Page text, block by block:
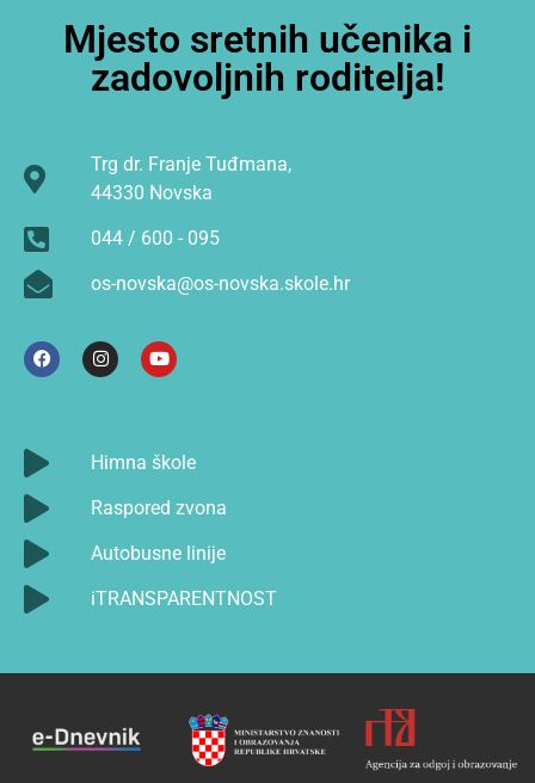
Mjesto sretnih učenika i
zadovoljnih roditelja!
Trg dr. Franje Tuđmana,
44330 Novska
044 / 600 - 095
os-novska@os-novska.skole.hr
Himna škole
Raspored zvona
Autobusne linije
iTRANSPARENTNOST